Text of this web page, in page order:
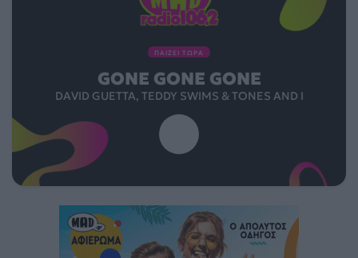
ΠΑΙΖΕΙ ΤΩΡΑ
GONE GONE GONE
DAVID GUETTA, TEDDY SWIMS & TONES AND I